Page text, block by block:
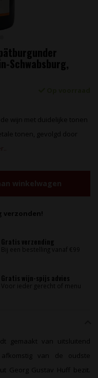
Schwabsburg,
wijn met duidelijke tonen
tonen, gevolgd door
verzonden!
Gratis verzending
Bij een bestelling vanaf €99
Gratis wijn-spijs advies
Voor ieder gerecht of menu
gemaakt van uitsluitend
van de oudste
Georg Gustav Huff bezit.